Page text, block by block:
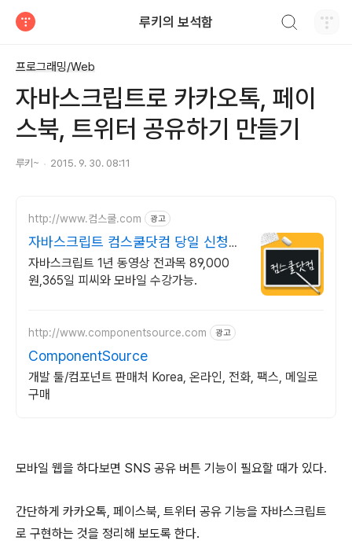
루키의 보석함
프로그래밍/Web
자바스크립트로 카카오톡, 페이
스북, 트위터 공유하기 만들기
루키~ 2015. 9. 30. 08:11
http://www.컴스쿨.com 광고
자바스크립트 컴스쿨닷컴 당일 신청&
결제시 기프티콘!
자바스크립트 1년 동영상 전과목 89,000
원,365일 피씨와 모바일 수강가능.
http://www.componentsource.com 광고
ComponentSource
개발 툴/컴포넌트 판매처 Korea, 온라인, 전화, 팩스, 메일로
구매
모바일 웹을 하다보면 SNS 공유 버튼 기능이 필요할 때가 있다.
간단하게 카카오톡, 페이스북, 트위터 공유 기능을 자바스크립트
로 구현하는 것을 정리해 보도록 한다.